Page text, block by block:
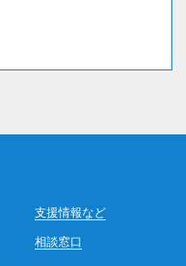
相談窓口
支援情報など